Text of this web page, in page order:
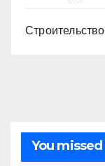
Строительство
You missed